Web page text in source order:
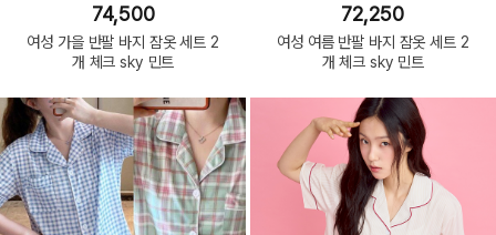
74,500
여성 가을 반팔 바지 잠옷 세트 2
개 체크 sky 민트
72,250
여성 여름 반팔 바지 잠옷 세트 2
개 체크 sky 민트